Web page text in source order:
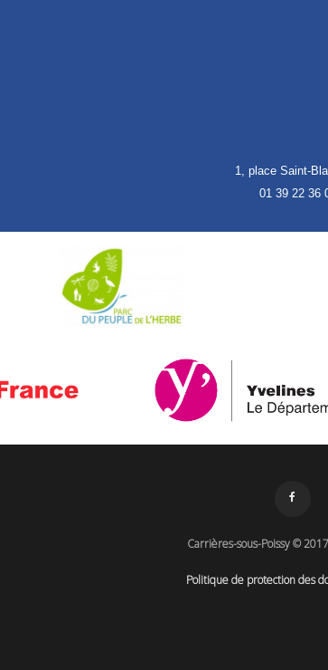
1, place Saint-
01 39 22 36
Carrières-sous-Poissy ©
Politique de protection des